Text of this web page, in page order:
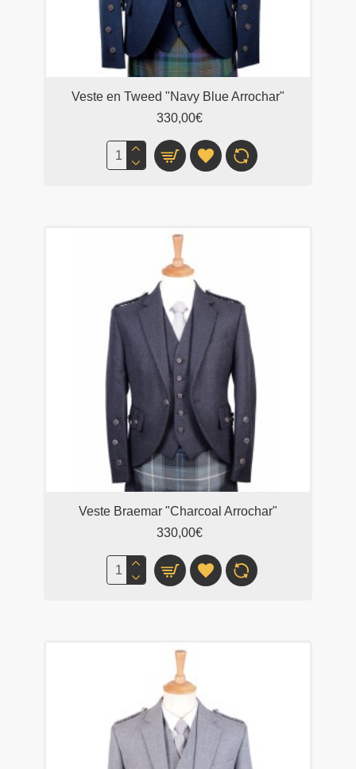
Veste en Tweed "Navy Blue Arrochar"
330,00€
Veste Braemar "Charcoal Arrochar"
330,00€